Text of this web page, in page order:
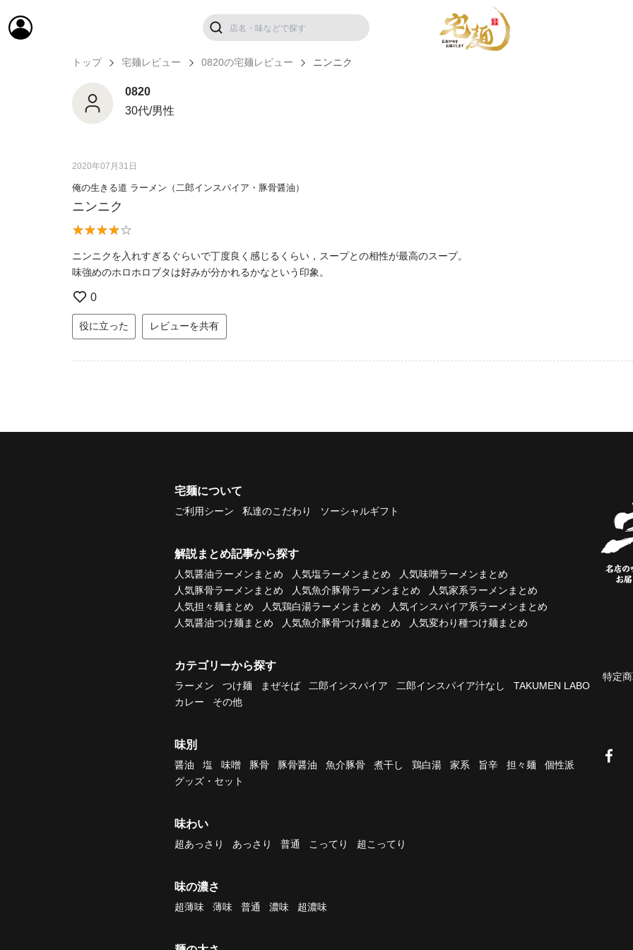
トップ 宅麺レビュー 0820の宅麺レビュー ニンニク
0820
30代/男性
2020年07月31日
俺の生きる道 ラーメン（二郎インスパイア・豚骨醤油）
ニンニク
ニンニクを入れすぎるぐらいで丁度良く感じるくらい，スープとの相性が最高のスープ。
味強めのホロホロブタは好みが分かれるかなという印象。
0
役に立った レビューを共有
宅麺について
ご利用シーン 私達のこだわり ソーシャルギフト
解説まとめ記事から探す
人気醤油ラーメンまとめ 人気塩ラーメンまとめ
人気味噌ラーメンまとめ
人気豚骨ラーメンまとめ
人気魚介豚骨ラーメンまとめ
人気家系ラーメンまとめ
人気担々麺まとめ
人気鶏白湯ラーメンまとめ
人気インスパイア系ラーメンまとめ
人気醤油つけ麺まとめ
人気魚介豚骨つけ麺まとめ 人気変わり種つけ麺まとめ
カテゴリーから探す
ラーメン つけ麺 まぜそば 二郎インスパイア 二郎インスパイア汁なし
TAKUMEN LABO
カレー
その他
味別
醤油 塩 味噌 豚骨 豚骨醤油 魚介豚骨 煮干し 鶏白湯 家系 旨辛 担々麺
個性派
グッズ・セット
味わい
超あっさり あっさり 普通 こってり 超こってり
味の濃さ
超薄味 薄味 普通 濃味 超濃味
特定